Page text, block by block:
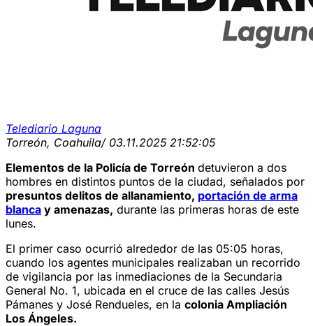
Telediario Laguna
Torreón, Coahuila/ 03.11.2025 21:52:05
Elementos de la Policía de Torreón detuvieron a dos
hombres en distintos puntos de la ciudad, señalados por
presuntos delitos de allanamiento, portación de arma
blanca y amenazas, durante las primeras horas de este
lunes.
El primer caso ocurrió alrededor de las 05:05 horas,
cuando los agentes municipales realizaban un recorrido
de vigilancia por las inmediaciones de la Secundaria
General No. 1, ubicada en el cruce de las calles Jesús
Pámanes y José Rendueles, en la colonia Ampliación
Los Ángeles.